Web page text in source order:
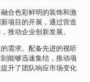
合色彩鲜明的装饰和激
项目的开展，通过营造
推动企业创新发展。
需求。配备先进的视听
能够迅速集结，推动项
升了团队响应市场变化